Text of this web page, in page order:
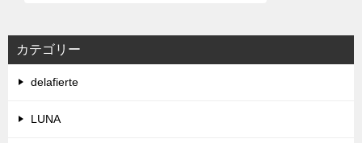
カテゴリー
delafierte
LUNA